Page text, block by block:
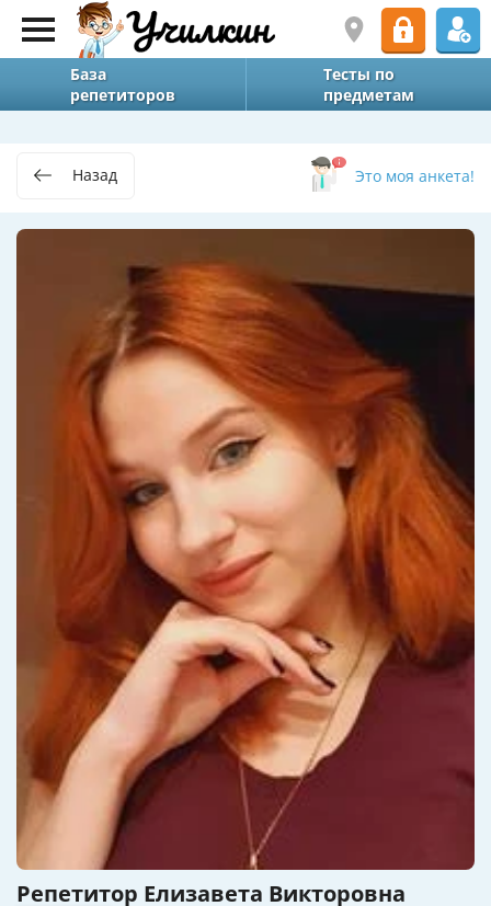
База
репетиторов
Тесты по
предметам
Назад Это моя анкета!
Репетитор Елизавета Викторовна